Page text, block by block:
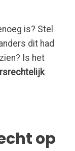
is? Stel
dit had
Is het
op